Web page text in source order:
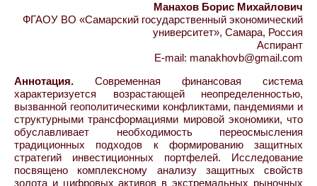
Манахов Борис Михайлович
ФГАОУ ВО «Самарский государственный экономический
университет», Самара, Россия
Аспирант
E-mail: manakhovb@gmail.com
Аннотация. Современная финансовая система
характеризуется возрастающей неопределенностью,
вызванной геополитическими конфликтами, пандемиями и
структурными трансформациями мировой экономики, что
обуславливает необходимость переосмысления
традиционных подходов к формированию защитных
стратегий инвестиционных портфелей. Исследование
посвящено комплексному анализу защитных свойств
золота и цифровых активов в экстремальных рыночных